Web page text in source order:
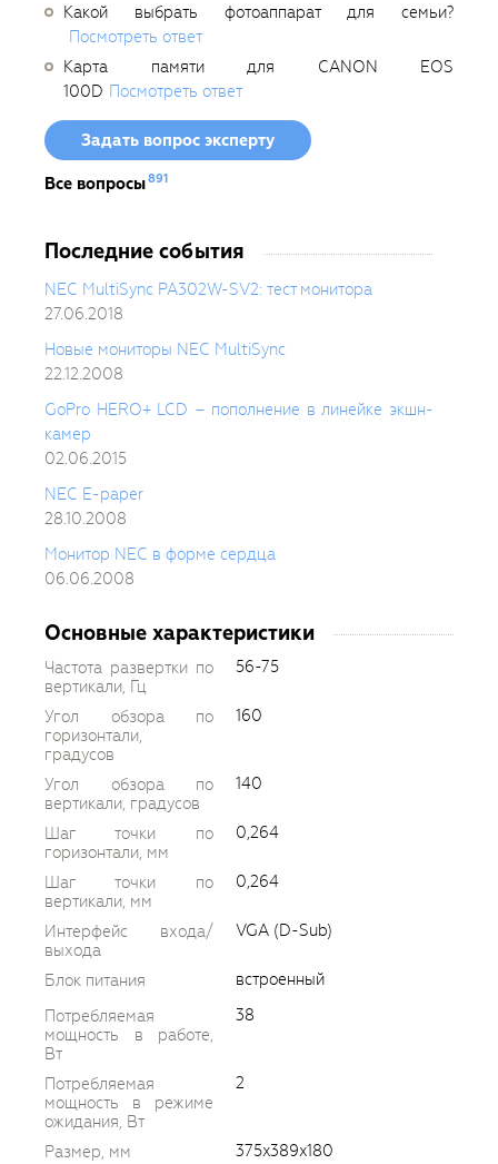
Какой выбрать фотоаппарат для семьи?
Посмотреть ответ
Карта памяти для CANON EOS
100D Посмотреть ответ
Задать вопрос эксперту
Все вопросы891
Последние события
NEC MultiSync PA302W-SV2: тест монитора
27.06.2018
Новые мониторы NEC MultiSync
22.12.2008
GoPro HERO+ LCD – пополнение в линейке экшн-
камер
02.06.2015
NEC E-paper
28.10.2008
Монитор NEC в форме сердца
06.06.2008
Основные характеристики
Частота развертки по
вертикали, Гц
56-75
Угол обзора по
горизонтали,
градусов
160
Угол обзора по
вертикали, градусов
140
Шаг точки по
горизонтали, мм
0,264
Шаг точки по
вертикали, мм
0,264
Интерфейс входа/
выхода
VGA (D-Sub)
Блок питания
встроенный
Потребляемая
мощность в работе,
Вт
38
Потребляемая
мощность в режиме
ожидания, Вт
2
Размер, мм
375x389x180